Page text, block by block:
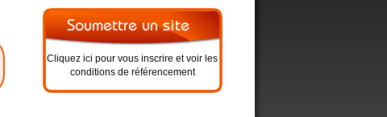
Cliquez ici pour vous inscrire et voir les
conditions de référencement